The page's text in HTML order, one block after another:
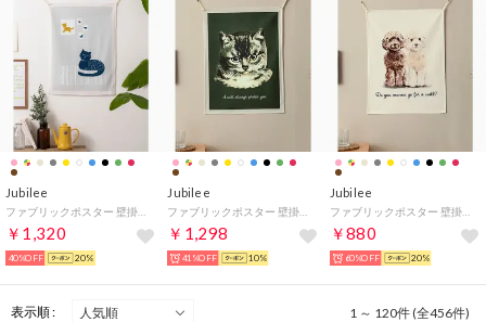
Jubilee
￥1,320
40%OFF 20%
Jubilee
￥1,298
41%OFF 10%
Jubilee
ファブリックポスター 壁掛け タペストリー （ホワイト系2）
￥880
60%OFF 20%
表示順 : 1 ～ 120件 (全456件)